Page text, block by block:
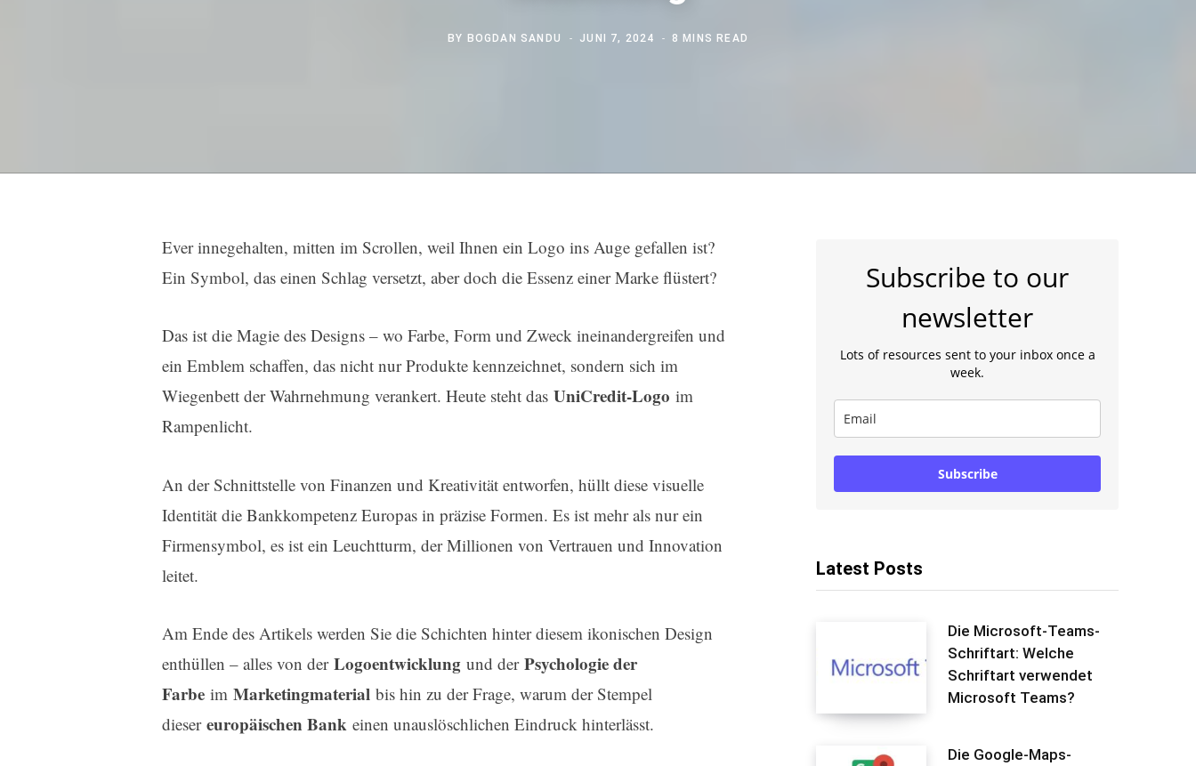
BY BOGDAN SANDU JUNI 7, 2024 8 MINS READ
Ever innegehalten, mitten im Scrollen, weil Ihnen ein Logo ins Auge gefallen ist?
Ein Symbol, das einen Schlag versetzt, aber doch die Essenz einer Marke flüstert?
Das ist die Magie des Designs – wo Farbe, Form und Zweck ineinandergreifen und
ein Emblem schaffen, das nicht nur Produkte kennzeichnet, sondern sich im
Wiegenbett der Wahrnehmung verankert. Heute steht das UniCredit-Logo im
Rampenlicht.
An der Schnittstelle von Finanzen und Kreativität entworfen, hüllt diese visuelle
Identität die Bankkompetenz Europas in präzise Formen. Es ist mehr als nur ein
Firmensymbol, es ist ein Leuchtturm, der Millionen von Vertrauen und Innovation
leitet.
Am Ende des Artikels werden Sie die Schichten hinter diesem ikonischen Design
enthüllen – alles von der Logoentwicklungund der Psychologie der
Farbeim Marketingmaterial bis hin zu der Frage, warum der Stempel
dieser europäischen Bank einen unauslöschlichen Eindruck hinterlässt.
Subscribe to our
newsletter
Lots of resources sent to your inbox once a
week.
Subscribe
Latest Posts
Die Microsoft-Teams-
Schriftart: Welche
Schriftart verwendet
Microsoft Teams?
Die Google-Maps-